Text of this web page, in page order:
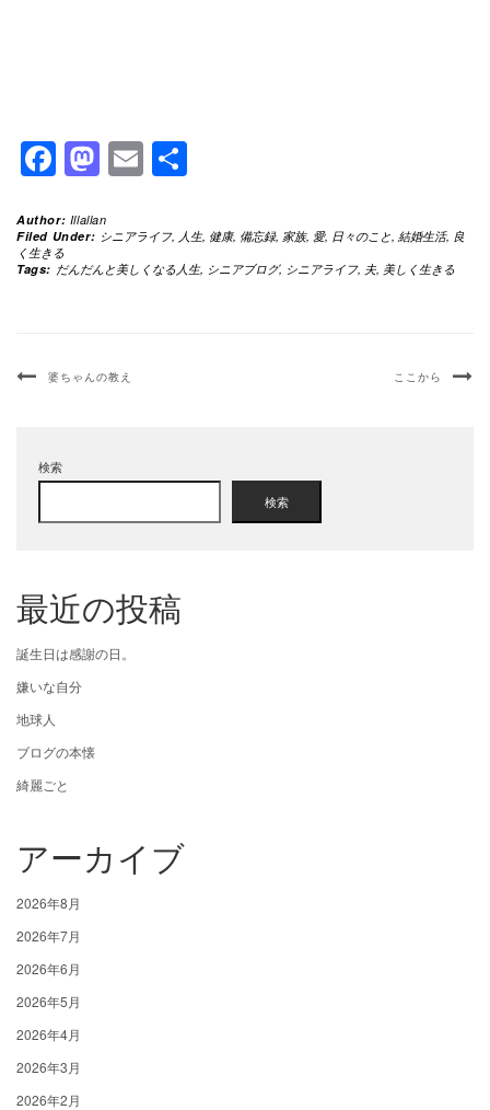
Facebook
Mastodon
Email
Author: Illallan
Filed Under: シニアライフ, 人生, 健康, 備忘録, 家族, 愛, 日々のこと, 結婚生活, 良
く生きる
Tags: だんだんと美しくなる人生, シニアブログ, シニアライフ, 夫, 美しく生きる
婆ちゃんの教え ここから
検索
検索
最近の投稿
誕生日は感謝の日。
嫌いな自分
地球人
ブログの本懐
綺麗ごと
アーカイブ
2026年8月
2026年7月
2026年6月
2026年5月
2026年4月
2026年3月
2026年2月